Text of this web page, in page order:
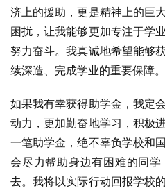
济上的援助，更是精神上的巨
困扰，让我能够更加专注于学
努力奋斗。我真诚地希望能够
续深造、完成学业的重要保障。
如果我有幸获得助学金，我定
动力，更加勤奋地学习，积极
一笔助学金，绝不辜负学校和
会尽力帮助身边有困难的同
去。我将以实际行动回报学校